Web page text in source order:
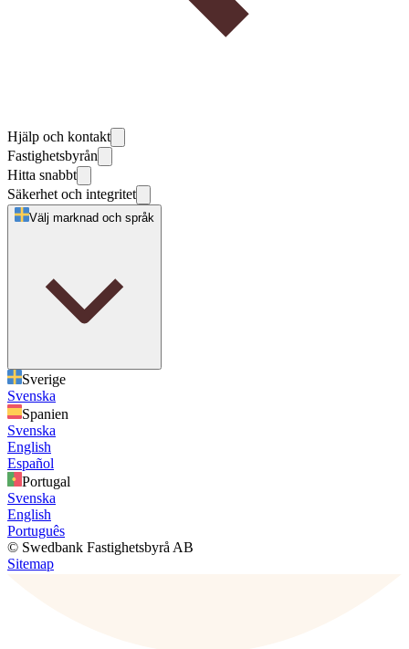
Hjälp och kontakt
Fastighetsbyrån
Hitta snabbt
Säkerhet och integritet
Välj marknad och språk
Sverige
Svenska
Spanien
Svenska
English
Español
Portugal
Svenska
English
Português
© Swedbank Fastighetsbyrå AB
Sitemap